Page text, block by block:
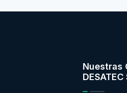
Nuestras
DESATEC